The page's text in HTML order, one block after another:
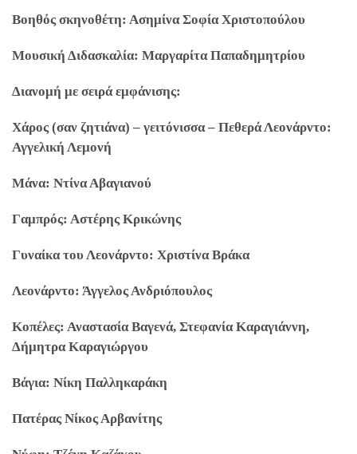
Βοηθός σκηνοθέτη: Ασημίνα Σοφία Χριστοπούλου
Μουσική Διδασκαλία: Μαργαρίτα Παπαδημητρίου
Διανομή με σειρά εμφάνισης:
Χάρος (σαν ζητιάνα) – γειτόνισσα – Πεθερά Λεονάρντο:
Αγγελική Λεμονή
Μάνα: Ντίνα Αβαγιανού
Γαμπρός: Αστέρης Κρικώνης
Γυναίκα του Λεονάρντο: Χριστίνα Βράκα
Λεονάρντο: Άγγελος Ανδριόπουλος
Κοπέλες: Αναστασία Βαγενά, Στεφανία Καραγιάννη,
Δήμητρα Καραγιώργου
Βάγια: Νίκη Παλληκαράκη
Πατέρας Νίκος Αρβανίτης